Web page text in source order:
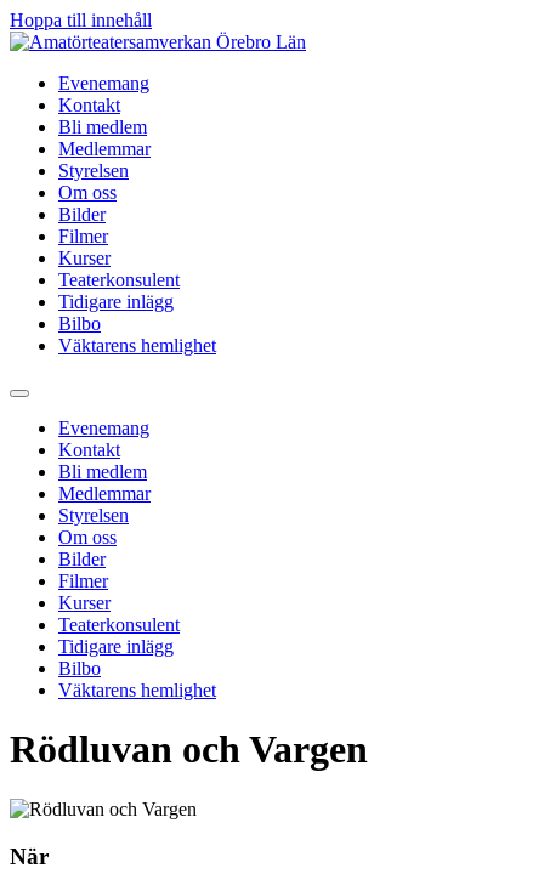
Hoppa till innehåll
Evenemang
Kontakt
Bli medlem
Medlemmar
Styrelsen
Om oss
Bilder
Filmer
Kurser
Teaterkonsulent
Tidigare inlägg
Bilbo
Väktarens hemlighet
Evenemang
Kontakt
Bli medlem
Medlemmar
Styrelsen
Om oss
Bilder
Filmer
Kurser
Teaterkonsulent
Tidigare inlägg
Bilbo
Väktarens hemlighet
Rödluvan och Vargen
När